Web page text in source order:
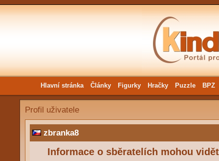
Hlavní stránka Články Figurky Hračky Puzzle BPZ
Profil uživatele
zbranka8
Informace o sběratelích mohou